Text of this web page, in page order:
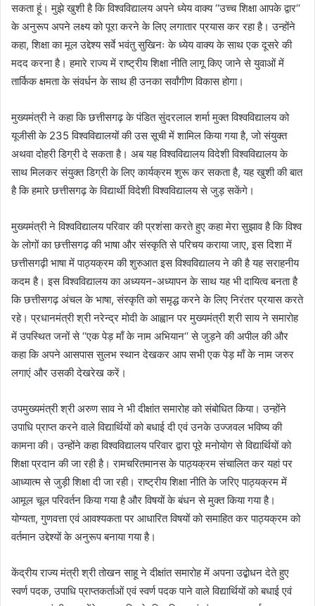
सकता हूं। मुझे खुशी है कि विश्वविद्यालय अपने ध्येय वाक्य ‘‘उच्च शिक्षा आपके द्वार‘‘
के अनुरूप अपने लक्ष्य को पूरा करने के लिए लगातार प्रयास कर रहा है। उन्होंने
कहा, शिक्षा का मूल उद्देश्य सर्वे भवंतु सुखिनः के ध्येय वाक्य के साथ एक दूसरे की
मदद करना है। हमारे राज्य में राष्ट्रीय शिक्षा नीति लागू किए जाने से युवाओं में
तार्किक क्षमता के संवर्धन के साथ ही उनका सर्वांगीण विकास होगा।
मुख्यमंत्री ने कहा कि छत्तीसगढ़ के पंडित सुंदरलाल शर्मा मुक्त विश्वविद्यालय को
यूजीसी के 235 विश्वविद्यालयों की उस सूची में शामिल किया गया है, जो संयुक्त
अथवा दोहरी डिग्री दे सकता है। अब यह विश्वविद्यालय विदेशी विश्वविद्यालय के
साथ मिलकर संयुक्त डिग्री के लिए कार्यक्रम शुरू कर सकता है, यह खुशी की बात
है कि हमारे छत्तीसगढ़ के विद्यार्थी विदेशी विश्वविद्यालय से जुड़ सकेंगे।
मुख्यमंत्री ने विश्वविद्यालय परिवार की प्रशंसा करते हुए कहा मेरा सुझाव है कि विश्व
के लोगों का छत्तीसगढ़ की भाषा और संस्कृति से परिचय कराया जाए, इस दिशा में
छत्तीसगढ़ी भाषा में पाठ्यक्रम की शुरुआत इस विश्वविद्यालय ने की है यह सराहनीय
कदम है। इस विश्वविद्यालय का अध्ययन-अध्यापन के साथ यह भी दायित्व बनता है
कि छत्तीसगढ़ अंचल के भाषा, संस्कृति को समृद्ध करने के लिए निरंतर प्रयास करते
रहे। प्रधानमंत्री श्री नरेन्द्र मोदी के आह्वान पर मुख्यमंत्री श्री साय ने समारोह
में उपस्थित जनों से ‘‘एक पेड़ माँ के नाम अभियान‘‘ से जुड़ने की अपील की और
कहा कि अपने आसपास सुलभ स्थान देखकर आप सभी एक पेड़ माँ के नाम जरुर
लगाएं और उसकी देखरेख करें।
उपमुख्यमंत्री श्री अरुण साव ने भी दीक्षांत समारोह को संबोधित किया। उन्होंने
उपाधि प्राप्त करने वाले विद्यार्थियों को बधाई दी एवं उनके उज्जवल भविष्य की
कामना की। उन्होंने कहा विश्वविद्यालय परिवार द्वारा पूरे मनोयोग से विद्यार्थियों को
शिक्षा प्रदान की जा रही है। रामचरितमानस के पाठ्यक्रम संचालित कर यहां पर
आध्यात्म से जुड़ी शिक्षा दी जा रही। राष्ट्रीय शिक्षा नीति के जरिए पाठ्यक्रम में
आमूल चूल परिवर्तन किया गया है और विषयों के बंधन से मुक्त किया गया है।
योग्यता, गुणवत्ता एवं आवश्यकता पर आधारित विषयों को समाहित कर पाठ्यक्रम को
वर्तमान उद्देश्यों के अनुरूप बनाया गया है।
केंद्रीय राज्य मंत्री श्री तोखन साहू ने दीक्षांत समारोह में अपना उद्बोधन देते हुए
स्वर्ण पदक, उपाधि प्राप्तकर्ताओं एवं स्वर्ण पदक पाने वाले विद्यार्थियों को बधाई एवं